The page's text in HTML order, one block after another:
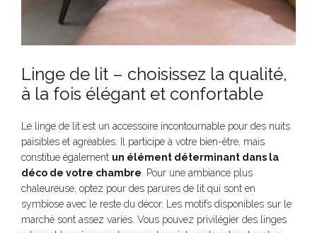
Linge de lit – choisissez la qualité,
à la fois élégant et confortable
Le linge de lit est un accessoire incontournable pour des nuits
paisibles et agréables. Il participe à votre bien-être, mais
constitue également un élément déterminant dans la
déco de votre chambre . Pour une ambiance plus
chaleureuse, optez pour des parures de lit qui sont en
symbiose avec le reste du décor. Les motifs disponibles sur le
marché sont assez variés. Vous pouvez privilégier des linges